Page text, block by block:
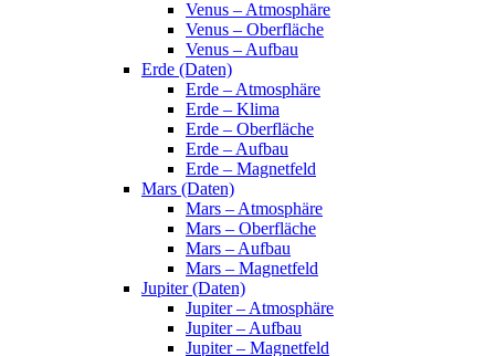
Venus – Atmosphäre
Venus – Oberfläche
Venus – Aufbau
Erde (Daten)
Erde – Atmosphäre
Erde – Klima
Erde – Oberfläche
Erde – Aufbau
Erde – Magnetfeld
Mars (Daten)
Mars – Atmosphäre
Mars – Oberfläche
Mars – Aufbau
Mars – Magnetfeld
Jupiter (Daten)
Jupiter – Atmosphäre
Jupiter – Aufbau
Jupiter – Magnetfeld